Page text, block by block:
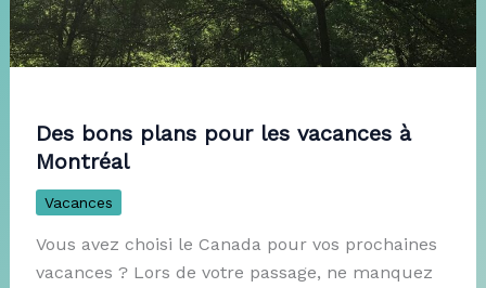
Des bons plans pour les vacances à
Montréal
Vacances
Vous avez choisi le Canada pour vos prochaines
vacances ? Lors de votre passage, ne manquez